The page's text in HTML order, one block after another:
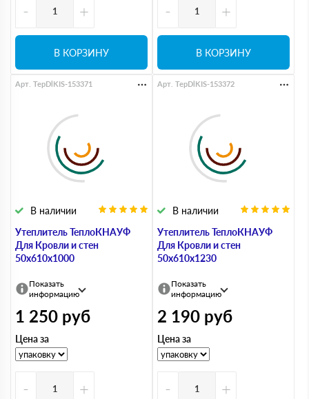
- +
В КОРЗИНУ
- +
В КОРЗИНУ
Утеплитель ТеплоКНАУФ
Для Кровли и стен
50х610х1000
В наличии
Арт. TepDlKIS-153371
Показать
информацию
1 250 руб
Цена за
- +
Утеплитель ТеплоКНАУФ
Для Кровли и стен
50х610х1230
В наличии
Арт. TepDlKIS-153372
Показать
информацию
2 190 руб
Цена за
- +